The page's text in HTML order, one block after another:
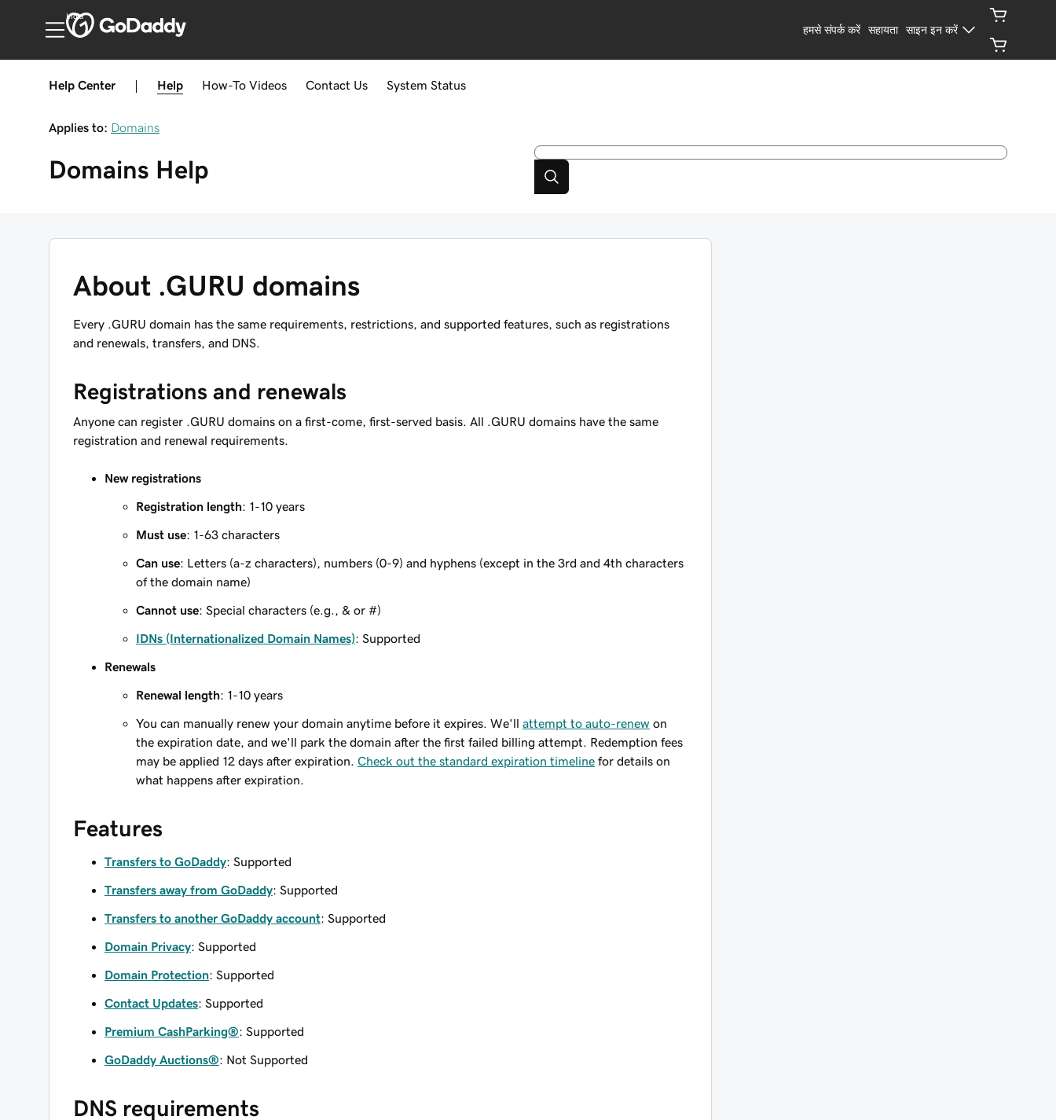
India
हमसे संपर्क करें सहायता साइन इन करें
Help Center Help How-To Videos Contact Us System Status
Applies to: Domains
Domains Help
About .GURU domains
Every .GURU domain has the same requirements, restrictions, and supported features, such as registrations
and renewals, transfers, and DNS.
Registrations and renewals
Anyone can register .GURU domains on a first-come, first-served basis. All .GURU domains have the same
registration and renewal requirements.
New registrations
Registration length: 1-10 years
Must use: 1-63 characters
Can use: Letters (a-z characters), numbers (0-9) and hyphens (except in the 3rd and 4th characters
of the domain name)
Cannot use: Special characters (e.g., & or #)
IDNs (Internationalized Domain Names): Supported
Renewals
Renewal length: 1-10 years
You can manually renew your domain anytime before it expires. We'll attempt to auto-renew on
the expiration date, and we'll park the domain after the first failed billing attempt. Redemption fees
may be applied 12 days after expiration. Check out the standard expiration timeline for details on
what happens after expiration.
Features
Transfers to GoDaddy: Supported
Transfers away from GoDaddy: Supported
Transfers to another GoDaddy account: Supported
Domain Privacy: Supported
Domain Protection: Supported
Contact Updates: Supported
Premium CashParking®: Supported
GoDaddy Auctions®: Not Supported
DNS requirements